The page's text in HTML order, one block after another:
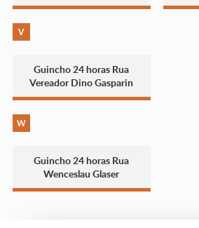
V
Guincho 24 horas Rua
Vereador Dino Gasparin
W
Guincho 24 horas Rua
Wenceslau Glaser